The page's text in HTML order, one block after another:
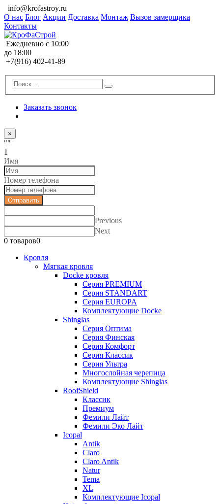
info@krofastroy.ru
О нас Блог Акции Доставка Монтаж Вызов замерщика
Контакты
Ежедневно с 10:00
до 18:00
+7(916) 402-41-89
Заказать звонок
×
""
1
Имя
Номер телефона
Отправить
Previous
Next
0 товаров0
Кровля
Мягкая кровля
Docke кровля
Серия PREMIUM
Серия STANDART
Серия EUROPA
Комплектующие Docke
Shinglas
Серия Оптима
Серия Финская
Серия Комфорт
Серия Классик
Серия Ультра
Многослойная черепица
Комплектующие Shinglas
RoofShield
Классик
Премиум
Фемили Лайт
Фемили Эко Лайт
Icopal
Antik
Claro
Claro Antik
Natur
Tema
XL
Комплектующие Icopal